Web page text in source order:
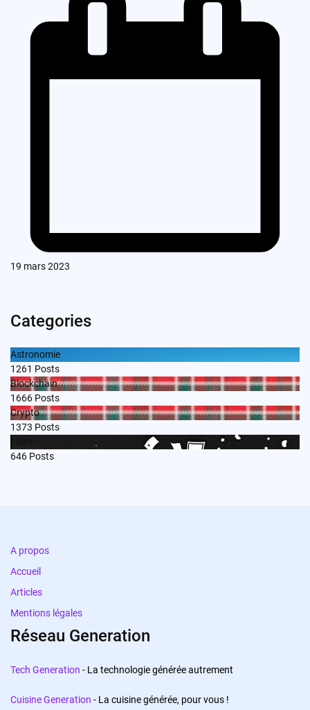
19 mars 2023
Categories
Astronomie
1261 Posts
Blockchain
1666 Posts
Crypto
1373 Posts
646 Posts
A propos
Accueil
Articles
Mentions légales
Réseau Generation
Tech Generation - La technologie générée autrement
Cuisine Generation - La cuisine générée, pour vous !